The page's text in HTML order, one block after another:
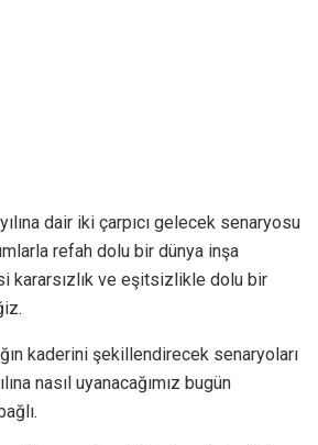
dair iki çarpıcı gelecek senaryosu
refah dolu bir dünya inşa
kararsızlık ve eşitsizlikle dolu bir
kaderini şekillendirecek senaryoları
nasıl uyanacağımız bugün